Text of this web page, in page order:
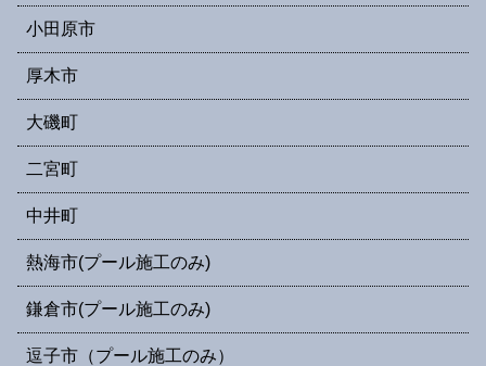
小田原市
厚木市
大磯町
二宮町
中井町
熱海市(プール施工のみ)
鎌倉市(プール施工のみ)
逗子市（プール施工のみ）